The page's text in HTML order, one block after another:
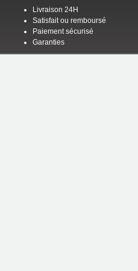
Livraison 24H
Satisfait ou remboursé
Paiement sécurisé
Garanties